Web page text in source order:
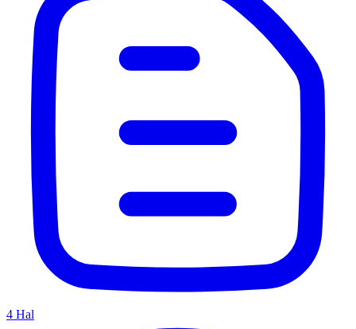
4 Hal